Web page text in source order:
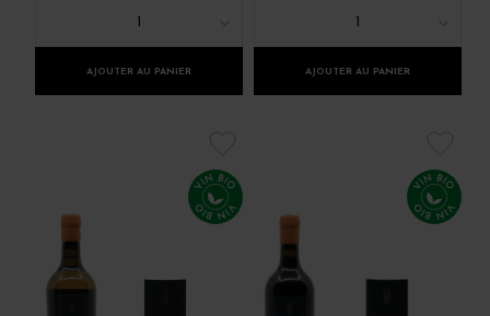
AJOUTER AU PANIER AJOUTER AU PANIER